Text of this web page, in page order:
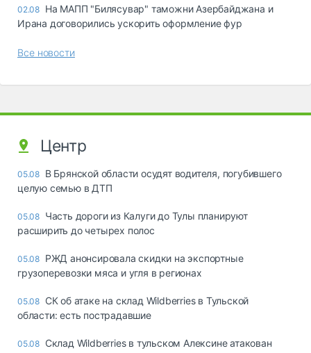
02.08 На МАПП "Билясувар" таможни Азербайджана и
Ирана договорились ускорить оформление фур
Все новости
Центр
05.08 В Брянской области осудят водителя, погубившего
целую семью в ДТП
05.08 Часть дороги из Калуги до Тулы планируют
расширить до четырех полос
05.08 РЖД анонсировала скидки на экспортные
грузоперевозки мяса и угля в регионах
05.08 СК об атаке на склад Wildberries в Тульской
области: есть пострадавшие
05.08 Склад Wildberries в тульском Алексине атакован